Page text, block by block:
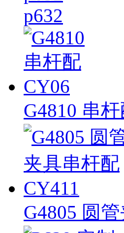
p632
G4810 串
G4805 圆